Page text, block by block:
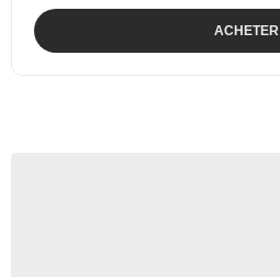
ACHETER